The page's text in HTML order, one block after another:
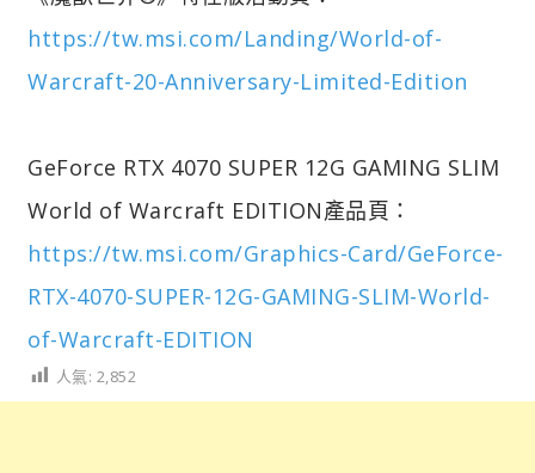
https://tw.msi.com/Landing/World-of-
Warcraft-20-Anniversary-Limited-Edition
GeForce RTX 4070 SUPER 12G GAMING SLIM
World of Warcraft EDITION產品頁：
https://tw.msi.com/Graphics-Card/GeForce-
RTX-4070-SUPER-12G-GAMING-SLIM-World-
of-Warcraft-EDITION
人氣: 2,852